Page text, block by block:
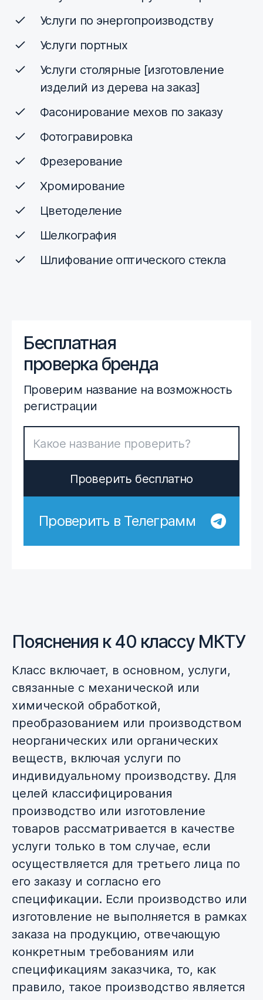
Услуги по энергопроизводству
Услуги портных
Услуги столярные [изготовление
изделий из дерева на заказ]
Фасонирование мехов по заказу
Фотогравировка
Фрезерование
Хромирование
Цветоделение
Шелкография
Шлифование оптического стекла
Бесплатная
проверка бренда
Проверим название на возможность
регистрации
Проверить бесплатно
Проверить в Телеграмм
Пояснения к 40 классу МКТУ
Класс включает, в основном, услуги,
связанные с механической или
химической обработкой,
преобразованием или производством
неорганических или органических
веществ, включая услуги по
индивидуальному производству. Для
целей классифицирования
производство или изготовление
товаров рассматривается в качестве
услуги только в том случае, если
осуществляется для третьего лица по
его заказу и согласно его
спецификации. Если производство или
изготовление не выполняется в рамках
заказа на продукцию, отвечающую
конкретным требованиям или
спецификациям заказчика, то, как
правило, такое производство является